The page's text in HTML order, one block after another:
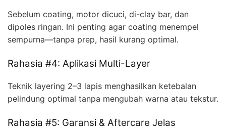
Sebelum coating, motor dicuci, di-clay bar, dan
dipoles ringan. Ini penting agar coating menempel
sempurna—tanpa prep, hasil kurang optimal.
Rahasia #4: Aplikasi Multi-Layer
Teknik layering 2–3 lapis menghasilkan ketebalan
pelindung optimal tanpa mengubah warna atau tekstur.
Rahasia #5: Garansi & Aftercare Jelas